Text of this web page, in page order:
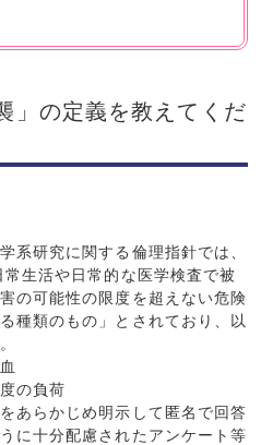
の定義を教えてくだ
系研究に関する倫理指針では、
生活や日常的な医学検査で被
の可能性の限度を超えない危険
種類のもの」とされており、以
の負荷
あらかじめ明示して匿名で回答
に十分配慮されたアンケート等